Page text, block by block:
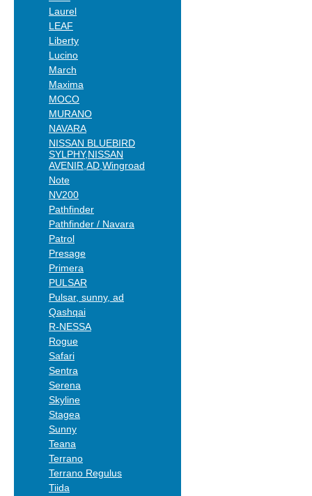
Laurel
LEAF
Liberty
Lucino
March
Maxima
MOCO
MURANO
NAVARA
NISSAN BLUEBIRD
SYLPHY,NISSAN
AVENIR,AD,Wingroad
Note
NV200
Pathfinder
Pathfinder / Navara
Patrol
Presage
Primera
PULSAR
Pulsar, sunny, ad
Qashqai
R-NESSA
Rogue
Safari
Sentra
Serena
Skyline
Stagea
Sunny
Teana
Terrano
Terrano Regulus
Tiida